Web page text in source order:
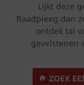
Lijkt deze
Raadpleeg dan
ontdek tal
gevelstenen
ZOEK